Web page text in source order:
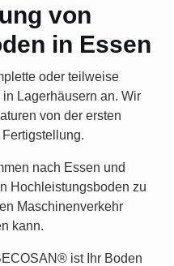
von
in Essen
oder teilweise
Lagerhäusern an. Wir
von der ersten
.
nach Essen und
Hochleistungsboden zu
Maschinenverkehr
kann.
ist Ihr Boden